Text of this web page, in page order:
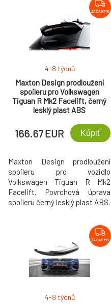
ZADARMO
Maxton Design prodloužení
spoileru pro Volkswagen
Tiguan R Mk2 Facelift, černý
lesklý plast ABS
4-8 týdnů
166.67 EUR Kúpiť
Maxton Design prodloužení
spoileru pro vozidlo
Volkswagen Tiguan R Mk2
Facelift. Povrchová úprava
spoileru černý lesklý plast ABS.
ZADARMO
4-8 týdnů